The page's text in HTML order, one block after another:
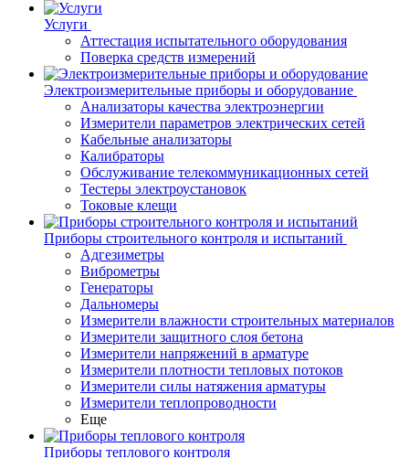
Услуги
Аттестация испытательного оборудования
Поверка средств измерений
Электроизмерительные приборы и оборудование
Анализаторы качества электроэнергии
Измерители параметров электрических сетей
Кабельные анализаторы
Калибраторы
Обслуживание телекоммуникационных сетей
Тестеры электроустановок
Токовые клещи
Приборы строительного контроля и испытаний
Адгезиметры
Виброметры
Генераторы
Дальномеры
Измерители влажности строительных материалов
Измерители защитного слоя бетона
Измерители напряжений в арматуре
Измерители плотности тепловых потоков
Измерители силы натяжения арматуры
Измерители теплопроводности
Еще
Приборы теплового контроля